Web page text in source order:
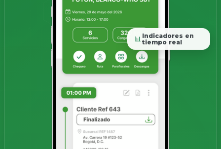
📊 Indicadores en
tiempo real